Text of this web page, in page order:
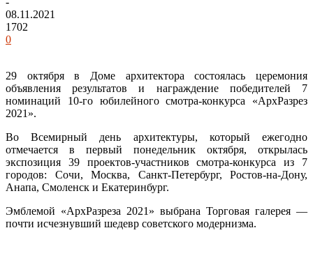
08.11.2021
1702
0
29 октября в Доме архитектора состоялась церемония
объявления результатов и награждение победителей 7
номинаций 10-го юбилейного смотра-конкурса «АрхРазрез
2021».
Во Всемирный день архитектуры, который ежегодно
отмечается в первый понедельник октября, открылась
экспозиция 39 проектов-участников смотра-конкурса из 7
городов: Сочи, Москва, Санкт-Петербург, Ростов-на-Дону,
Анапа, Смоленск и Екатеринбург.
Эмблемой «АрхРазреза 2021» выбрана Торговая галерея —
почти исчезнувший шедевр советского модернизма.